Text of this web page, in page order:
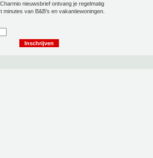
nieuwsbrief ontvang je regelmatig
minutes van B&B's en vakantiewoningen.